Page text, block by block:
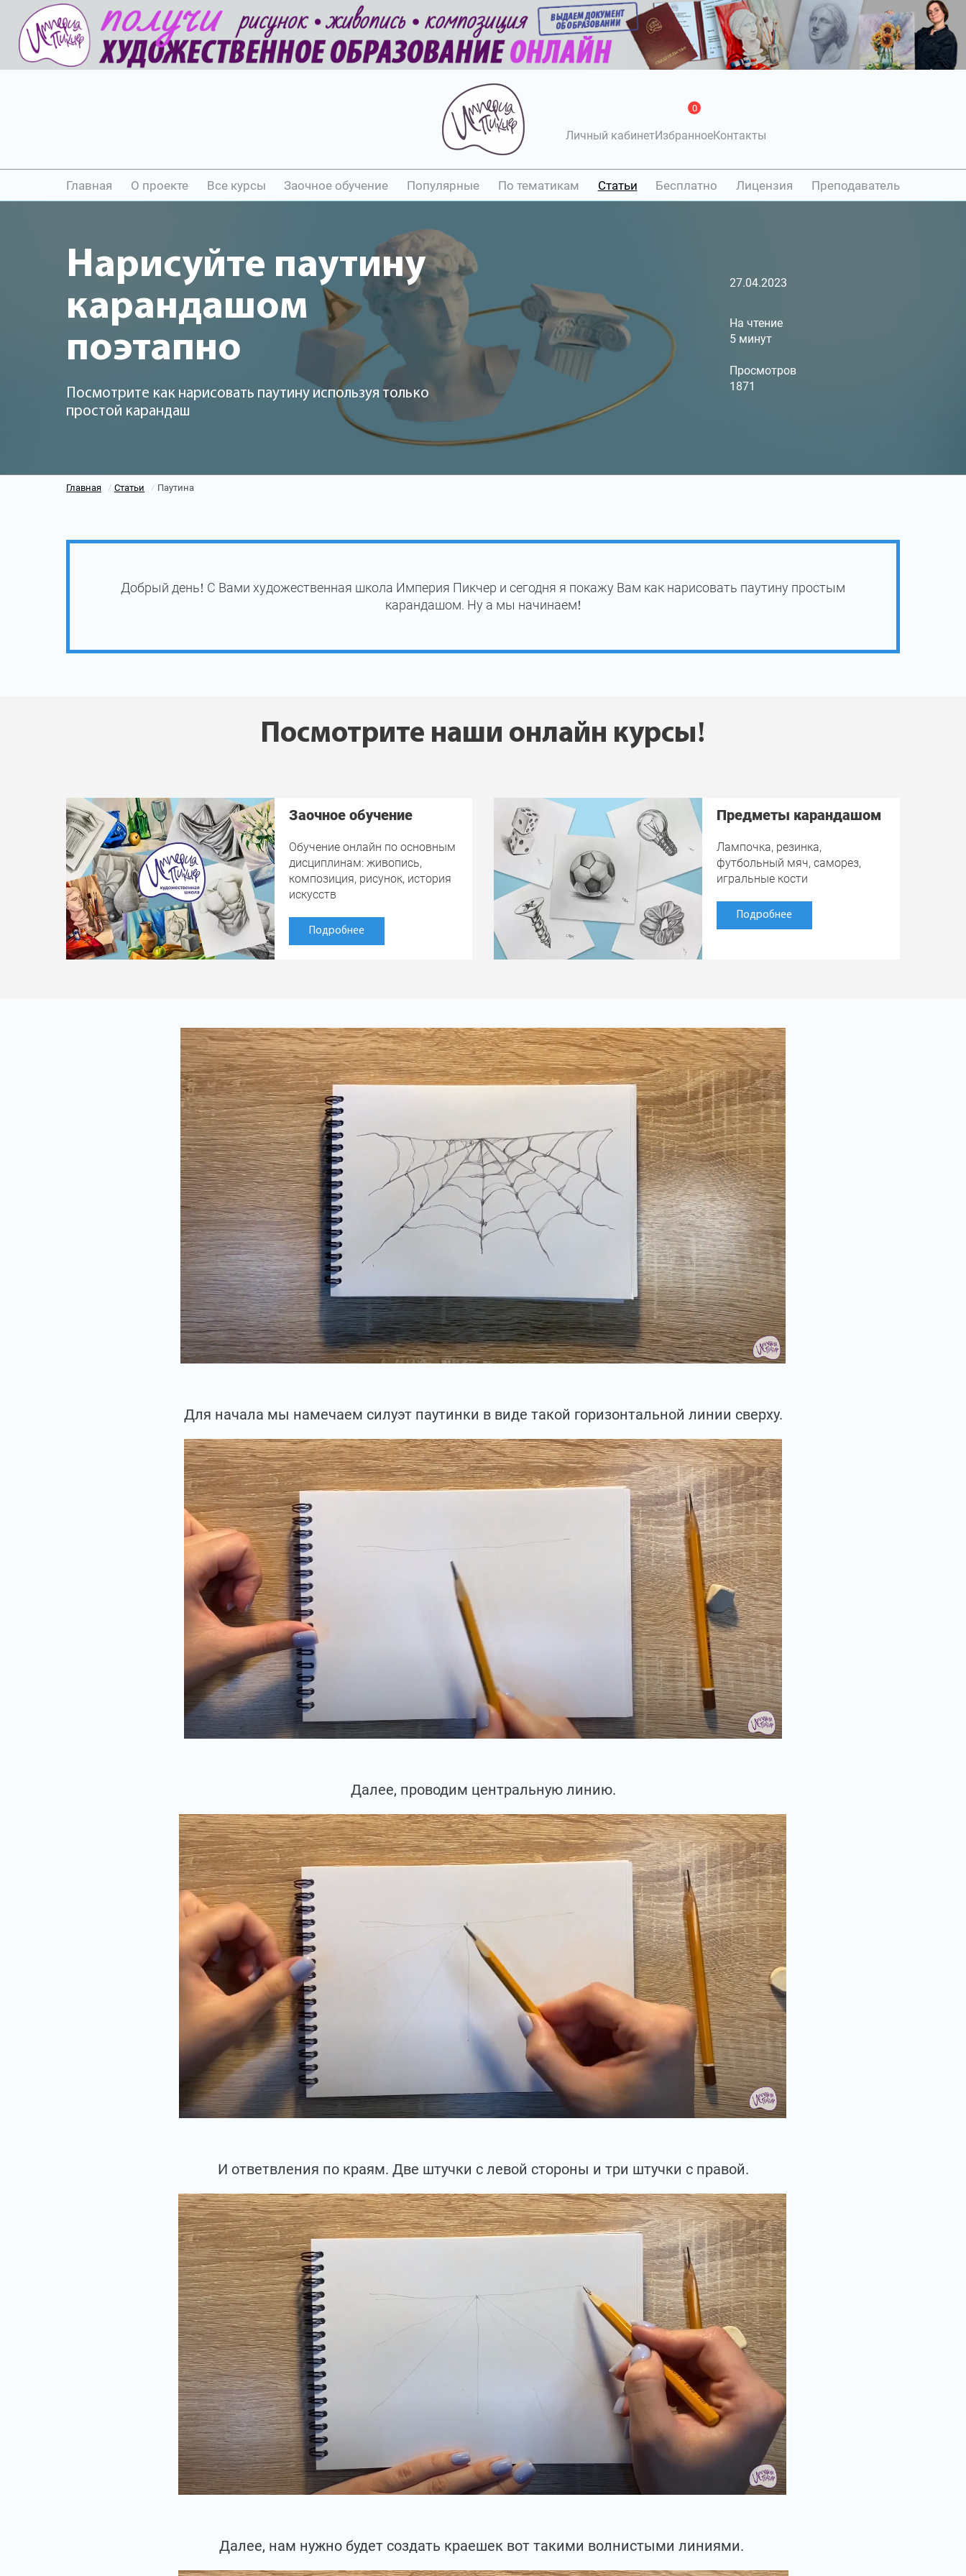
Личный кабинетИзбранное
0
Контакты
Главная О проекте Все курсы Заочное обучение Популярные По тематикам Статьи Бесплатно Лицензия Преподаватель
Нарисуйте паутину
карандашом
поэтапно
Посмотрите как нарисовать паутину используя только
простой карандаш
27.04.2023
На чтение
5 минут
Просмотров
1871
Главная / Статьи / Паутина
Добрый день! С Вами художественная школа Империя Пикчер и сегодня я покажу Вам как нарисовать паутину простым
карандашом. Ну а мы начинаем!
Посмотрите наши онлайн курсы!
Заочное обучение
Обучение онлайн по основным
дисциплинам: живопись,
композиция, рисунок, история
искусств
Подробнее
Предметы карандашом
Лампочка, резинка,
футбольный мяч, саморез,
игральные кости
Подробнее
Для начала мы намечаем силуэт паутинки в виде такой горизонтальной линии сверху.
Далее, проводим центральную линию.
И ответвления по краям. Две штучки с левой стороны и три штучки с правой.
Далее, нам нужно будет создать краешек вот такими волнистыми линиями.